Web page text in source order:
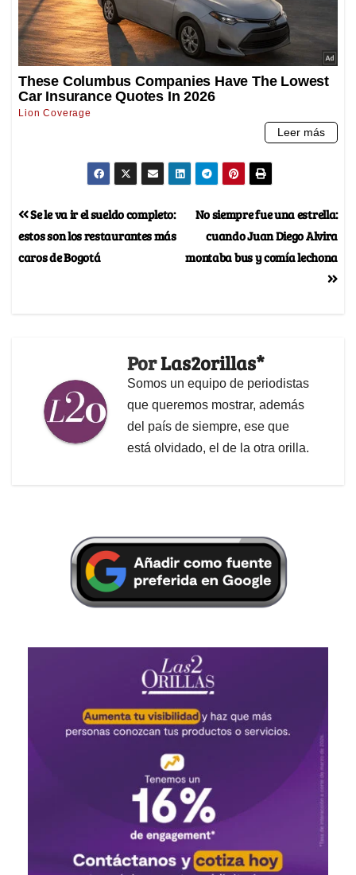
No siempre fue una estrella:
cuando Juan Diego Alvira
montaba bus y comía lechona
Se le va ir el sueldo completo:
estos son los restaurantes más
caros de Bogotá
PorLas2orillas*
Somos un equipo de periodistas
que queremos mostrar, además
del país de siempre, ese que
está olvidado, el de la otra orilla.